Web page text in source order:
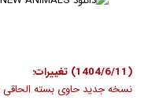
(1404/6/11) تغییرات:
نسخه جدید حاوی بسته الحاقی